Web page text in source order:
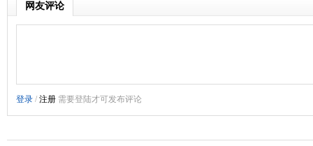
网友评论